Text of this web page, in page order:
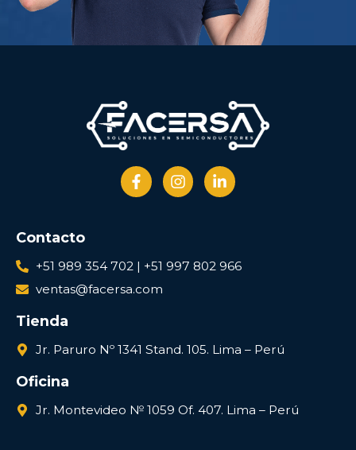
Contacto
+51 989 354 702 | +51 997 802 966
ventas@facersa.com
Tienda
Jr. Paruro Nº 1341 Stand. 105. Lima – Perú
Oficina
Jr. Montevideo № 1059 Of. 407. Lima – Perú